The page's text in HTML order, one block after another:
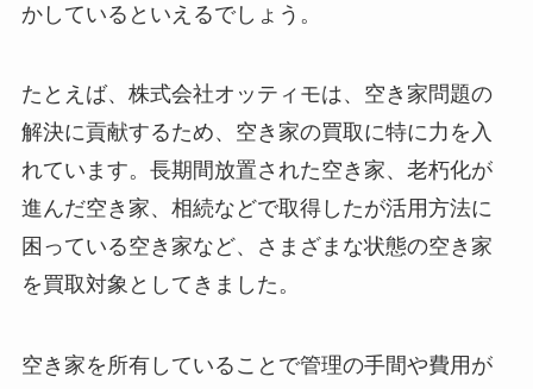
かしているといえるでしょう。
たとえば、株式会社オッティモは、空き家問題の
解決に貢献するため、空き家の買取に特に力を入
れています。長期間放置された空き家、老朽化が
進んだ空き家、相続などで取得したが活用方法に
困っている空き家など、さまざまな状態の空き家
を買取対象としてきました。
空き家を所有していることで管理の手間や費用が